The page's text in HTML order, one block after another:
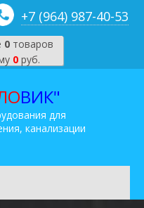
+7 (964) 987-40-53
0товаров
0 руб.
ВИК"
для
канализации